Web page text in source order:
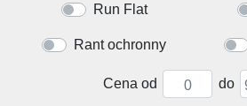
Run Flat
Rant ochronny
Cena od do